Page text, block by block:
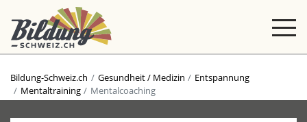
Bildung-Schweiz.ch Gesundheit / Medizin
Entspannung
Mentaltraining
Mentalcoaching